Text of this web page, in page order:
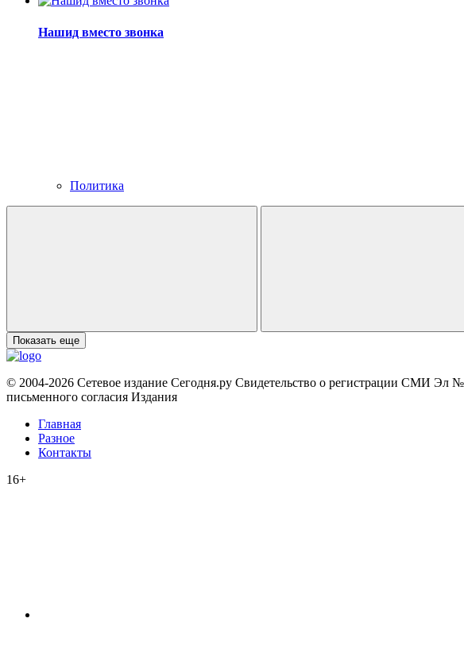
Нашид вместо звонка
Политика
Показать еще
© 2004-2026 Сетевое издание Сегодня.ру Свидетельство о регистрации СМИ Эл
письменного согласия Издания
Главная
Разное
Контакты
16+